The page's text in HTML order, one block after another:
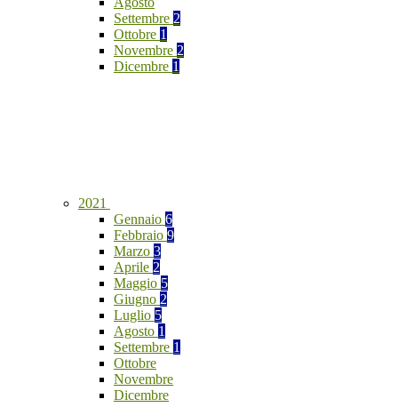
Settembre 2
Ottobre 1
Novembre 2
Dicembre 1
2021
Gennaio 6
Febbraio 9
Marzo 3
Aprile 2
Maggio 5
Giugno 2
Luglio 5
Agosto 1
Settembre 1
Ottobre
Novembre
Dicembre